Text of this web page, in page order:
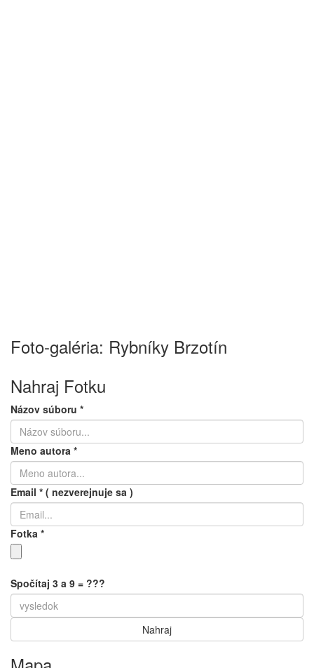
Foto-galéria: Rybníky Brzotín
Nahraj Fotku
Názov súboru *
Meno autora *
Email * ( nezverejnuje sa )
Fotka *
Spočítaj 3 a 9 = ???